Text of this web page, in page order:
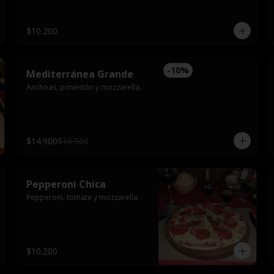
$10.200
-10%
Mediterránea Grande
Anchoas, pimentón y mozzarella.
$14.900$16.500
Pepperoni Chica
Pepperoni, tomate y mozzarella.
$10.200